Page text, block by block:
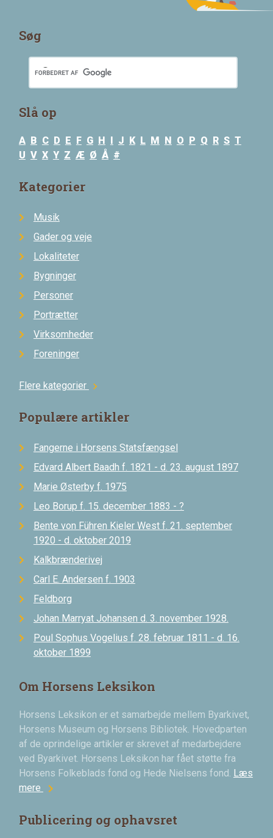
Søg
Slå op
A B C D E F G H I J K L M N O P Q R S T
U V X Y Z Æ Ø Å #
Kategorier
Musik
Gader og veje
Lokaliteter
Bygninger
Personer
Portrætter
Virksomheder
Foreninger
Flere kategorier chevron_right
Populære artikler
Fangerne i Horsens Statsfængsel
Edvard Albert Baadh f. 1821 - d. 23. august 1897
Marie Østerby f. 1975
Leo Borup f. 15. december 1883 - ?
Bente von Führen Kieler West f. 21. september
1920 - d. oktober 2019
Kalkbrænderivej
Carl E. Andersen f. 1903
Feldborg
Johan Marryat Johansen d. 3. november 1928.
Poul Sophus Vogelius f. 28. februar 1811 - d. 16.
oktober 1899
Om Horsens Leksikon
Horsens Leksikon er et samarbejde mellem Byarkivet,
Horsens Museum og Horsens Bibliotek. Hovedparten
af de oprindelige artikler er skrevet af medarbejdere
ved Byarkivet. Horsens Leksikon har fået støtte fra
Horsens Folkeblads fond og Hede Nielsens fond. Læs
mere chevron_right
Publicering og ophavsret